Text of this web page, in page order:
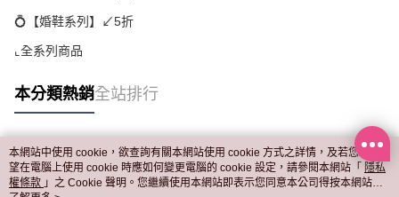
💍【婚鞋系列】↙︎5折
⌞全系列商品
本分類熱銷全站排行
熱門標籤
本網站中使用 cookie，欲查詢有關本網站使用 cookie 方式之詳情，及若您不希
望在電腦上使用 cookie 時應如何變更電腦的 cookie 設定，請參閱本網站「 隱私
權條款 」之 Cookie 聲明。您繼續使用本網站即表示您同意本公司得按本網站使